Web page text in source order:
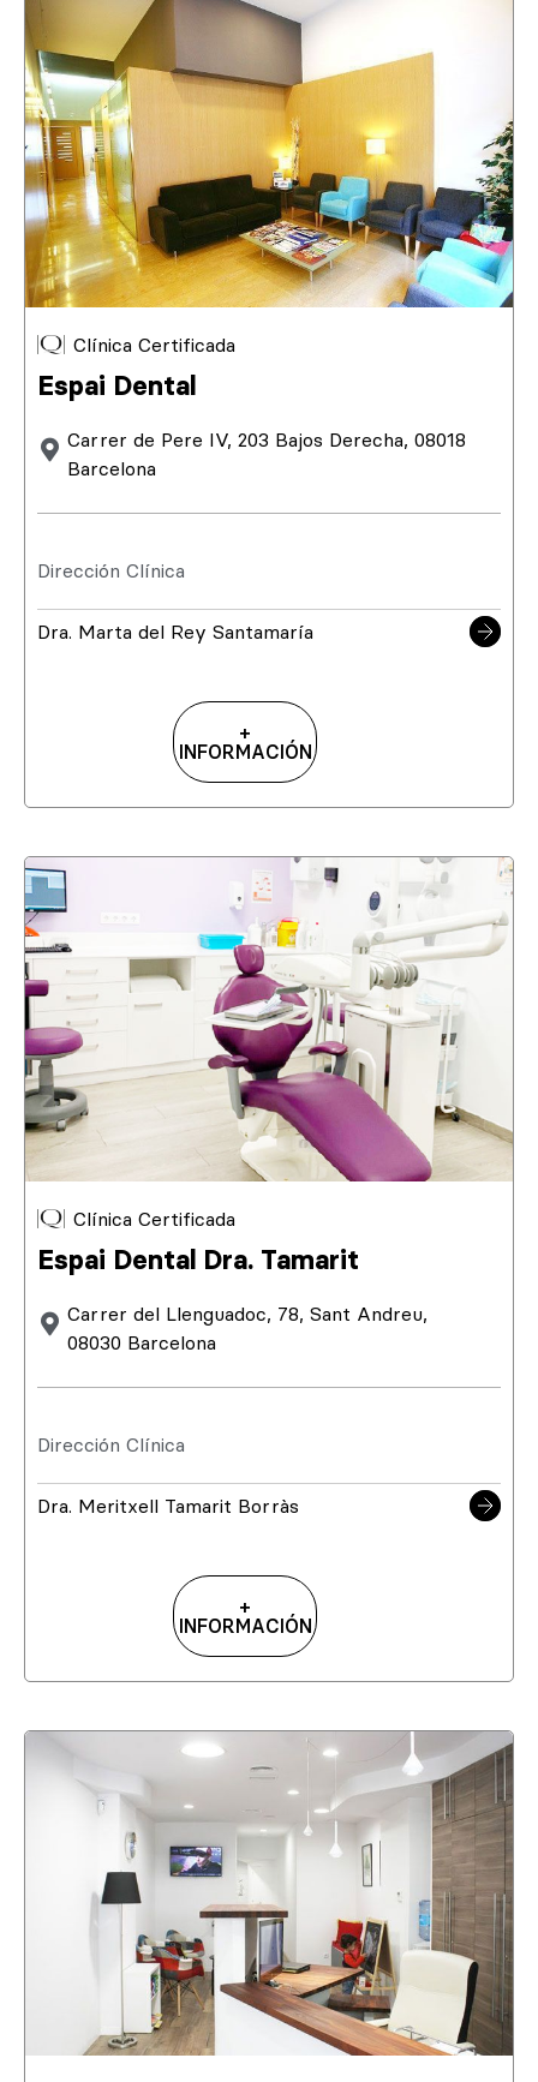
Clínica Certificada
Espai Dental
Carrer de Pere IV, 203 Bajos Derecha, 08018
Barcelona
Dirección Clínica
Dra. Marta del Rey Santamaría
+
INFORMACIÓN
Clínica Certificada
Espai Dental Dra. Tamarit
Carrer del Llenguadoc, 78, Sant Andreu,
08030 Barcelona
Dirección Clínica
Dra. Meritxell Tamarit Borràs
+
INFORMACIÓN